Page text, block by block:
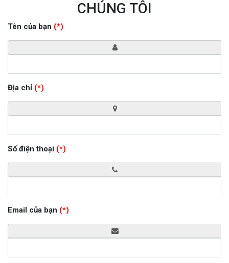
CHÚNG TÔI
Tên của bạn (*)
Địa chỉ (*)
Số điện thoại (*)
Email của bạn (*)